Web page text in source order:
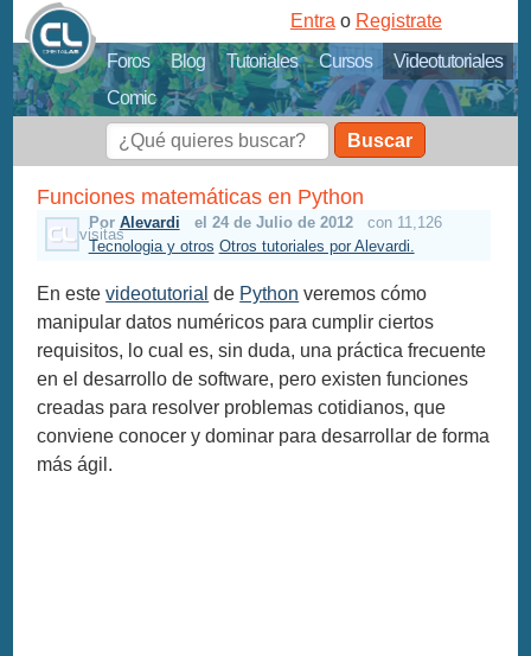
Foros Blog Tutoriales Cursos
Videotutoriales
Comic
Entra o Registrate
Buscar
Funciones matemáticas en Python
Por Alevardi el 24 de Julio de 2012 con 11,126
visitas
Tecnologia y otros Otros tutoriales por Alevardi.
En estevideotutorial de Python veremos cómo
manipular datos numéricos para cumplir ciertos
requisitos, lo cual es, sin duda, una práctica frecuente
en el desarrollo de software, pero existen funciones
creadas para resolver problemas cotidianos, que
conviene conocer y dominar para desarrollar de forma
más ágil.